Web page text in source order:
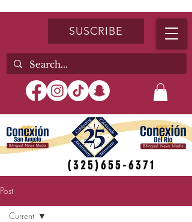
SUSCRIBE
(325)655-6371
Post
Current